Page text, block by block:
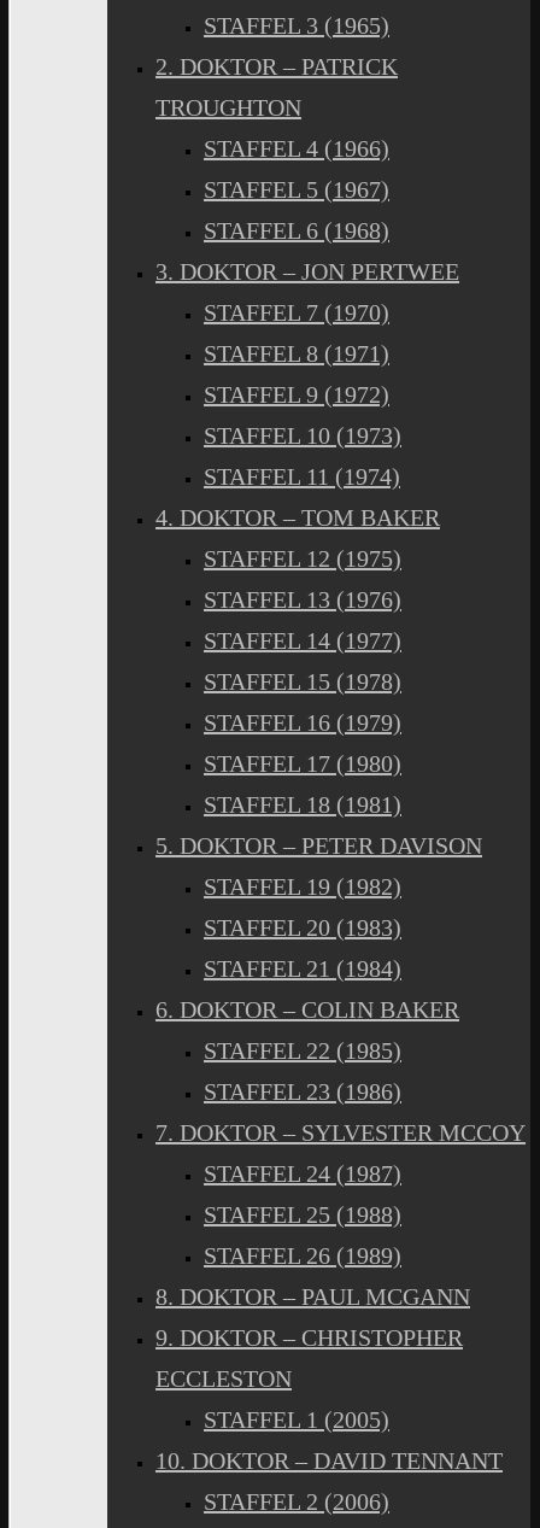
STAFFEL 3 (1965)
2. DOKTOR – PATRICK
TROUGHTON
STAFFEL 4 (1966)
STAFFEL 5 (1967)
STAFFEL 6 (1968)
3. DOKTOR – JON PERTWEE
STAFFEL 7 (1970)
STAFFEL 8 (1971)
STAFFEL 9 (1972)
STAFFEL 10 (1973)
STAFFEL 11 (1974)
4. DOKTOR – TOM BAKER
STAFFEL 12 (1975)
STAFFEL 13 (1976)
STAFFEL 14 (1977)
STAFFEL 15 (1978)
STAFFEL 16 (1979)
STAFFEL 17 (1980)
STAFFEL 18 (1981)
5. DOKTOR – PETER DAVISON
STAFFEL 19 (1982)
STAFFEL 20 (1983)
STAFFEL 21 (1984)
6. DOKTOR – COLIN BAKER
STAFFEL 22 (1985)
STAFFEL 23 (1986)
7. DOKTOR – SYLVESTER MCCOY
STAFFEL 24 (1987)
STAFFEL 25 (1988)
STAFFEL 26 (1989)
8. DOKTOR – PAUL MCGANN
9. DOKTOR – CHRISTOPHER
ECCLESTON
STAFFEL 1 (2005)
10. DOKTOR – DAVID TENNANT
STAFFEL 2 (2006)